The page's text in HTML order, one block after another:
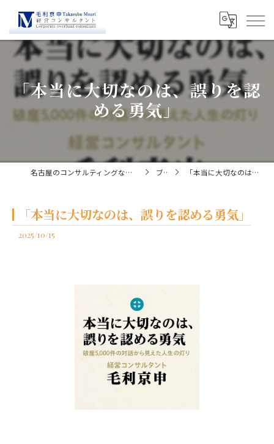
「本当に大切なのは、誤りを認
める勇気」
名古屋のコンサルティングなら経営コンサルタント毛利京申 ブログ 「本当に大切なのは、誤りを認める勇気」
「本当に大切なのは、誤りを認める勇気」
2025/10/15